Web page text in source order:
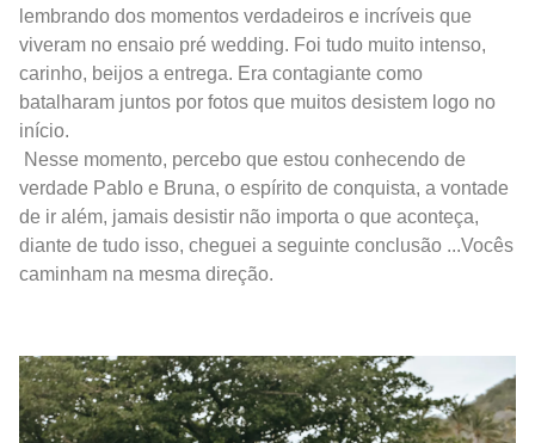
lembrando dos momentos verdadeiros e incríveis que
viveram no ensaio pré wedding. Foi tudo muito intenso,
carinho, beijos a entrega. Era contagiante como
batalharam juntos por fotos que muitos desistem logo no
início.
Nesse momento, percebo que estou conhecendo de
verdade Pablo e Bruna, o espírito de conquista, a vontade
de ir além, jamais desistir não importa o que aconteça,
diante de tudo isso, cheguei a seguinte conclusão ...Vocês
caminham na mesma direção.